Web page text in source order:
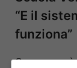
“E il
funziona”
Occorre